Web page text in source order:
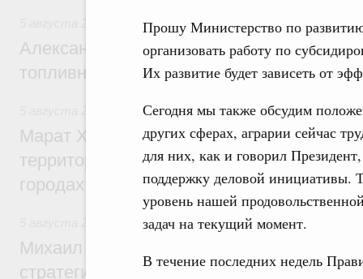
Прошу Министерство по
организовать работу по
Их развитие будет зависеть от
Сегодня мы также обсудим
других сферах, аграрии сейчас
для них, как и говорил
поддержку деловой инициативы.
уровень нашей
задач на текущий момент.
В течение последних недель
Оборот бензина и дизельного топлива
Александр Новак провёл совещание по
топливном рынке
Жилищная политика, рынок жилья
Марат Хуснуллин: Первые проекты
территорий в Донбассе и Новороссии
городах ДНР
Вопросы производительности труда и
Михаил Мишустин дал поручения по
стратегической сессии, посвящённой